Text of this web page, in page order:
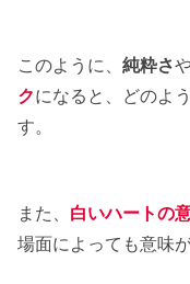
このように、 純粋さ
クになると、どのよ
す。
また、 白いハートの
場面によっても意味